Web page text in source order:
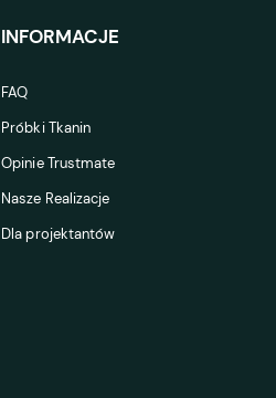
INFORMACJE
FAQ
Próbki Tkanin
Opinie Trustmate
Nasze Realizacje
Dla projektantów